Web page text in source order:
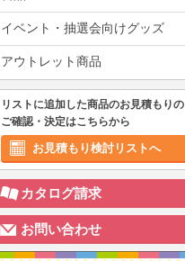
イベント・抽選会向けグッズ
アウトレット商品
リストに追加した商品のお見積もりの
ご確認・決定はこちらから
お見積もり検討リストへ
カタログ請求
お問い合わせ